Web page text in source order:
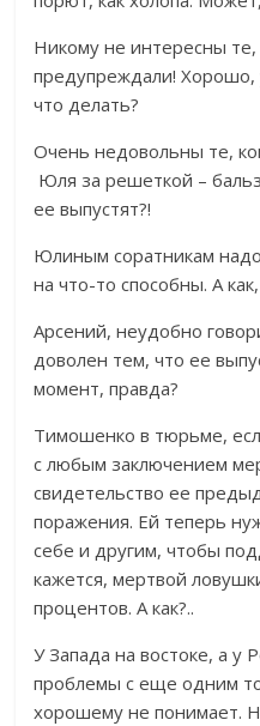
Никому не интересны
предупреждали! Хорошо,
что делать?
Очень недовольны те,
Юля за решеткой –
ее выпустят?!
Юлиным соратникам
на что-то способны. А
Арсений, неудобно
доволен тем, что ее
момент, правда?
Тимошенко в тюрьме,
с любым заключением
свидетельство ее
поражения. Ей теперь
себе и другим, чтобы
кажется, мертвой
процентов. А как?..
У Запада на востоке, а у
проблемы с еще одним
хорошему не понимает.